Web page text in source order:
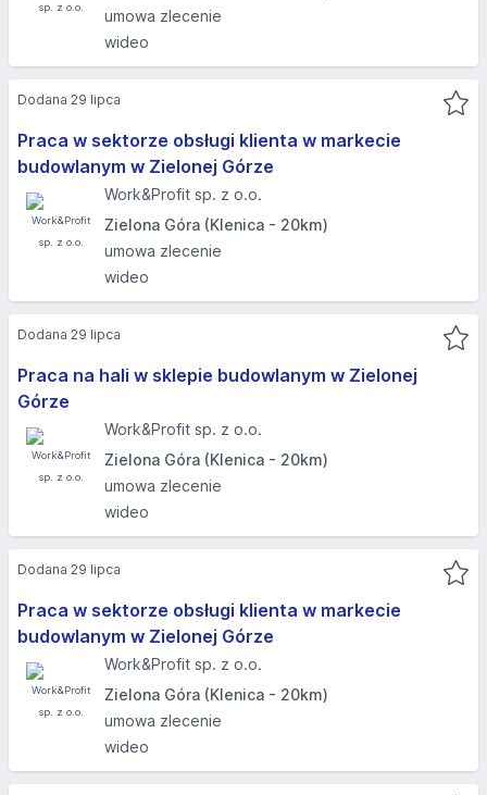
umowa zlecenie
wideo
Praca w sektorze obsługi klienta w markecie
budowlanym w Zielonej Górze
Work&Profit sp. z o.o.
Zielona Góra (Klenica - 20km)
umowa zlecenie
wideo
Dodana 29 lipca
Praca na hali w sklepie budowlanym w Zielonej
Górze
Work&Profit sp. z o.o.
Zielona Góra (Klenica - 20km)
umowa zlecenie
wideo
Dodana 29 lipca
Praca w sektorze obsługi klienta w markecie
budowlanym w Zielonej Górze
Work&Profit sp. z o.o.
Zielona Góra (Klenica - 20km)
umowa zlecenie
wideo
Dodana 29 lipca